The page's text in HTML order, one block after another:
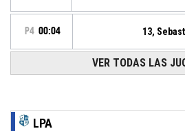
P4 00:04 13,
13, Diego PEREZ DIAZ, Falta recibida
13, Sebastian
VER TODAS LAS
LPA